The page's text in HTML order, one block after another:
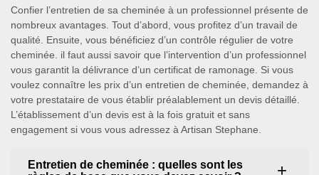
Confier l’entretien de sa cheminée à un professionnel présente de
nombreux avantages. Tout d’abord, vous profitez d’un travail de
qualité. Ensuite, vous bénéficiez d’un contrôle régulier de votre
cheminée. il faut aussi savoir que l’intervention d’un professionnel
vous garantit la délivrance d’un certificat de ramonage. Si vous
voulez connaître les prix d’un entretien de cheminée, demandez à
votre prestataire de vous établir préalablement un devis détaillé.
L’établissement d’un devis est à la fois gratuit et sans
engagement si vous vous adressez à Artisan Stephane.
Entretien de cheminée : quelles sont les